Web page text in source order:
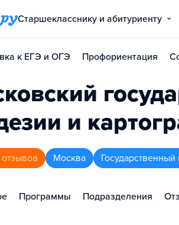
Старшекласснику и абитуриенту
к ЕГЭ и ОГЭ Профориентация
и
отзывов Москва Государственный
Программы Подразделения